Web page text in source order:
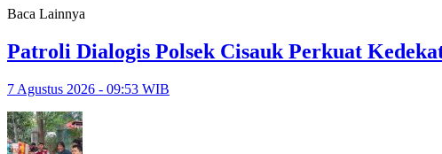
Baca Lainnya
Patroli Dialogis Polsek Cisauk Perkuat
7 Agustus 2026 - 09:53 WIB